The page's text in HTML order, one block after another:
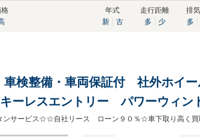
年式
新
古
走行距離
多
少
排
多
車検整備・車両保証付 社外ホイ
ーレスエントリー パワーウィン
ラー 左ハンドル